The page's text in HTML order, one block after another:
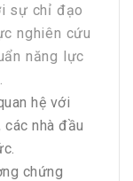
sự chỉ đạo
nghiên cứu
năng lực
hệ với
nhà đầu
chứng